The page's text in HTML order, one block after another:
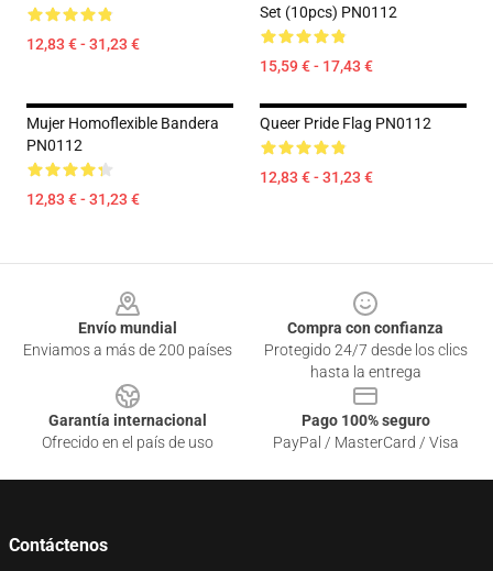
12,83 € - 31,23 €
Set (10pcs) PN0112
15,59 € - 17,43 €
Mujer Homoflexible Bandera
PN0112
12,83 € - 31,23 €
Queer Pride Flag PN0112
12,83 € - 31,23 €
Envío mundial
Enviamos a más de 200 países
Compra con confianza
Protegido 24/7 desde los clics
hasta la entrega
Garantía internacional
Ofrecido en el país de uso
Pago 100% seguro
PayPal / MasterCard / Visa
Contáctenos